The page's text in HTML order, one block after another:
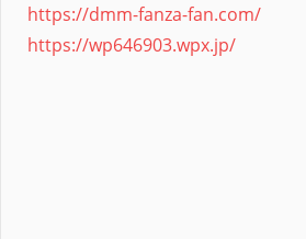
https://dmm-fanza-fan.com/
https://wp646903.wpx.jp/